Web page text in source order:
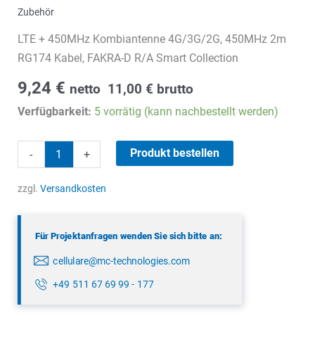
Zubehör
LTE + 450MHz Kombiantenne 4G/3G/2G, 450MHz 2m
RG174 Kabel, FAKRA-D R/A Smart Collection
9,24 € netto 11,00 € brutto
Verfügbarkeit: 5 vorrätig (kann nachbestellt werden)
-
+
450MHz
+ Produkt bestellen
zzgl. Versandkosten
Für Projektanfragen wenden Sie sich bitte an:
cellulare@mc-technologies.com
+49 511 67 69 99 - 177